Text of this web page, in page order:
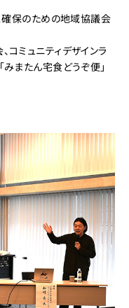
保のための地域協議会
コミュニティデザインラ
またん宅食どうぞ便」